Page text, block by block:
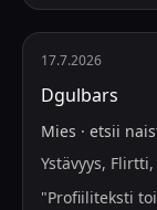
17.7.2026
Dgulbars
Mies · etsii
Ystävyys,
"Profiiliteksti